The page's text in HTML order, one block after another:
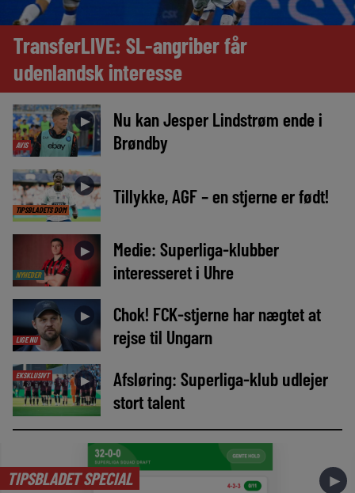
TransferLIVE: SL-angriber får
udenlandsk interesse
AVIS
►
Nu kan Jesper Lindstrøm ende i
Brøndby
TIPSBLADETS DOM
► Tillykke, AGF – en stjerne er født!
NYHEDER
►
Medie: Superliga-klubber
interesseret i Uhre
LIGE NU
►
Chok! FCK-stjerne har nægtet at
rejse til Ungarn
EKSKLUSIVT ►
Afsløring: Superliga-klub udlejer
stort talent
TIPSBLADET SPECIAL ►